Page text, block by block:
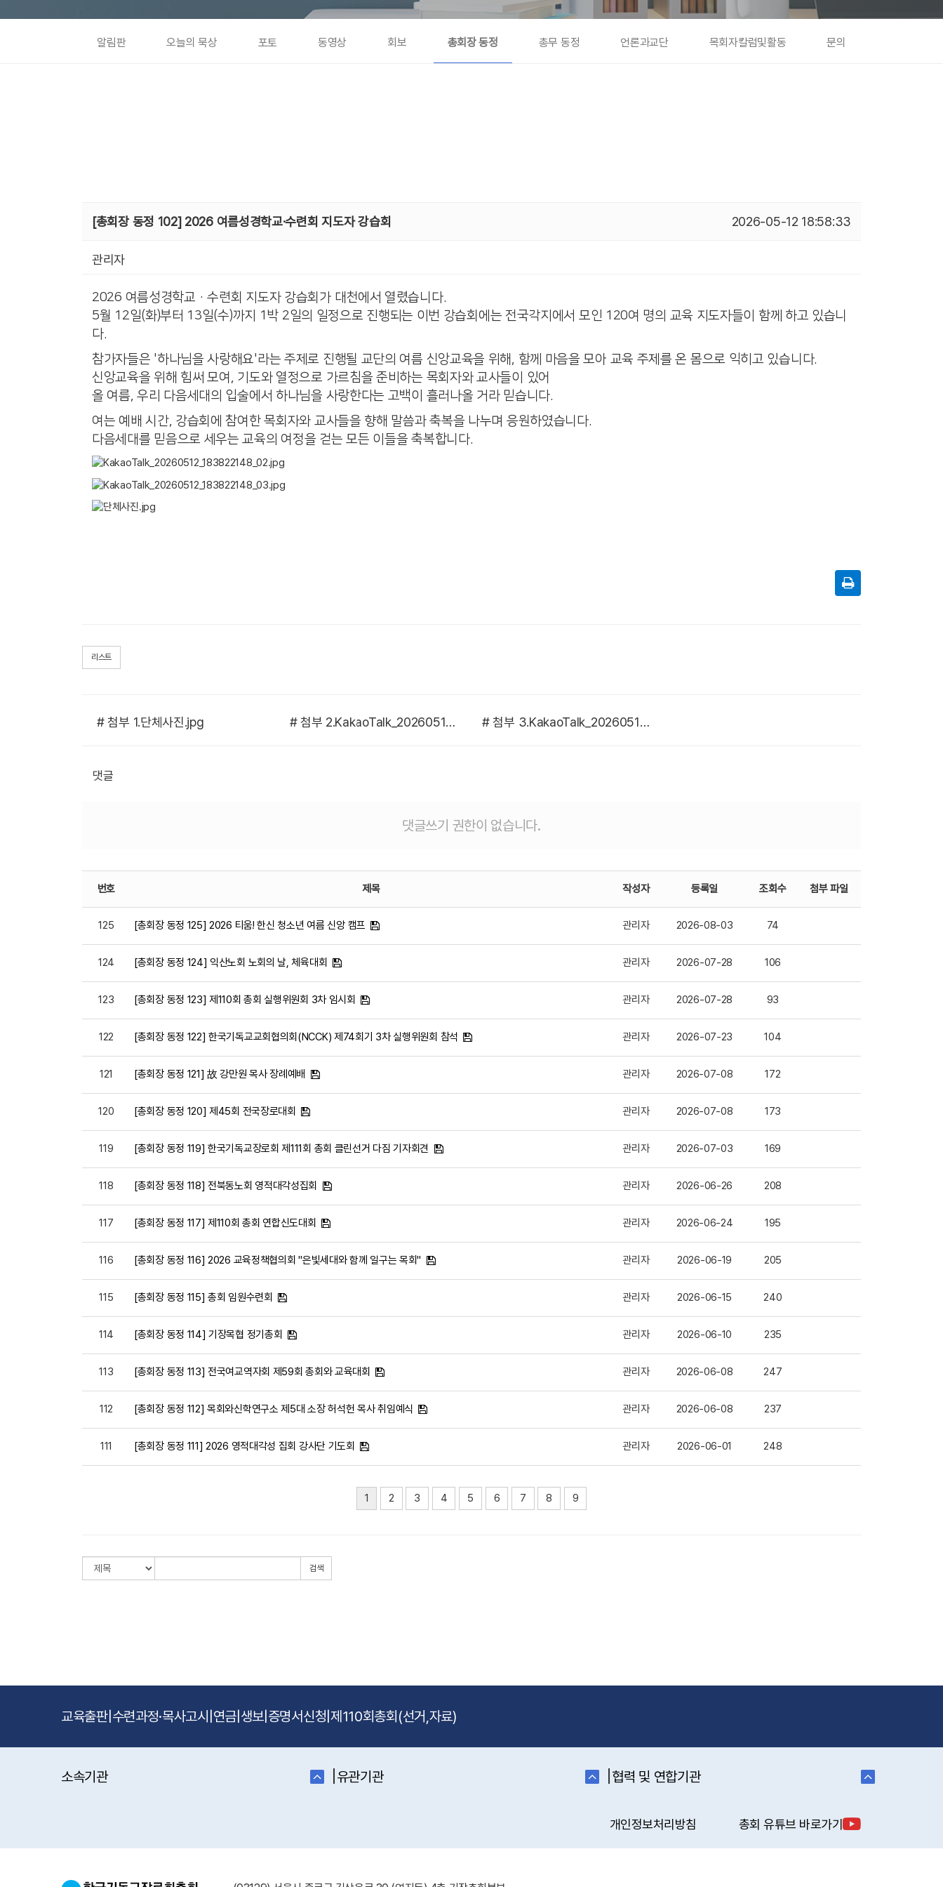
알림판 오늘의 묵상 포토 동영상 회보 총회장 동정 총무 동정 언론과교단 목회자칼럼및활동 문의
[총회장 동정 102] 2026 여름성경학교·수련회 지도자 강습회 2026-05-12 18:58:33
관리자
2026 여름성경학교·수련회 지도자 강습회가 대천에서 열렸습니다.
5월 12일(화)부터 13일(수)까지 1박 2일의 일정으로 진행되는 이번 강습회에는 전국각지에서 모인 120여 명의 교육 지도자들이 함께 하고 있습니
다.
참가자들은 '하나님을 사랑해요'라는 주제로 진행될 교단의 여름 신앙교육을 위해, 함께 마음을 모아 교육 주제를 온 몸으로 익히고 있습니다.
신앙교육을 위해 힘써 모여, 기도와 열정으로 가르침을 준비하는 목회자와 교사들이 있어
올 여름, 우리 다음세대의 입술에서 하나님을 사랑한다는 고백이 흘러나올 거라 믿습니다.
여는 예배 시간, 강습회에 참여한 목회자와 교사들을 향해 말씀과 축복을 나누며 응원하였습니다.
다음세대를 믿음으로 세우는 교육의 여정을 걷는 모든 이들을 축복합니다.
리스트
# 첨부 1.단체사진.jpg # 첨부 2.KakaoTalk_20260512_183822148_03.jpg # 첨부 3.KakaoTalk_20260512_183822148_02.jpg
댓글
댓글쓰기 권한이 없습니다.
번호 제목 작성자 등록일 조회수 첨부 파일
125 [총회장 동정 125] 2026 티움! 한신 청소년 여름 신앙 캠프 관리자 2026-08-03 74
124 [총회장 동정 124] 익산노회 노회의 날, 체육대회 관리자 2026-07-28 106
123 [총회장 동정 123] 제110회 총회 실행위원회 3차 임시회 관리자 2026-07-28 93
122 [총회장 동정 122] 한국기독교교회협의회(NCCK) 제74회기 3차 실행위원회 참석 관리자 2026-07-23 104
121 [총회장 동정 121] 故 강만원 목사 장례예배 관리자 2026-07-08 172
120 [총회장 동정 120] 제45회 전국장로대회 관리자 2026-07-08 173
119 [총회장 동정 119] 한국기독교장로회 제111회 총회 클린선거 다짐 기자회견 관리자 2026-07-03 169
118 [총회장 동정 118] 전북동노회 영적대각성집회 관리자 2026-06-26 208
117 [총회장 동정 117] 제110회 총회 연합신도대회 관리자 2026-06-24 195
116 [총회장 동정 116] 2026 교육정책협의회 "은빛세대와 함께 일구는 목회" 관리자 2026-06-19 205
115 [총회장 동정 115] 총회 임원수련회 관리자 2026-06-15 240
114 [총회장 동정 114] 기장목협 정기총회 관리자 2026-06-10 235
113 [총회장 동정 113] 전국여교역자회 제59회 총회와 교육대회 관리자 2026-06-08 247
112 [총회장 동정 112] 목회와신학연구소 제5대 소장 허석헌 목사 취임예식 관리자 2026-06-08 237
111 [총회장 동정 111] 2026 영적대각성 집회 강사단 기도회 관리자 2026-06-01 248
1 2 3 4 5 6 7 8 9
검색
교육출판| 수련과정·목사고시 연금| 생보 증명서신청 제110회총회(선거,자료)
소속기관 유관기관 협력 및 연합기관
개인정보처리방침 총회 유튜브 바로가기